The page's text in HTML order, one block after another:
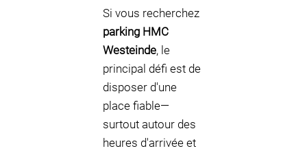
Si vous recherchez
parking HMC
Westeinde, le
principal défi est de
disposer d'une
place fiable—
surtout autour des
heures d'arrivée et